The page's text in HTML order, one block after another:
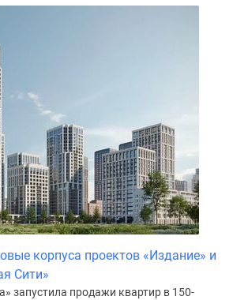
корпуса проектов «Издание» и
Сити»
запустила продажи квартир в 150-